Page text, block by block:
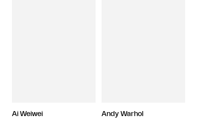
Ai Weiwei Andy Warhol